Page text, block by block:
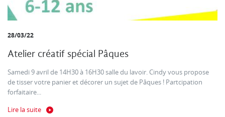
28/03/22
Atelier créatif spécial Pâques
Samedi 9 avril de 14H30 à 16H30 salle du lavoir. Cindy vous propose
de tisser votre panier et décorer un sujet de Pâques ! Partcipation
forfaitaire...
Lire la suite